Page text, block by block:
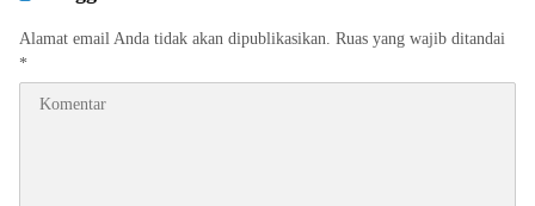
Alamat email Anda tidak akan dipublikasikan. Ruas yang wajib ditandai
*